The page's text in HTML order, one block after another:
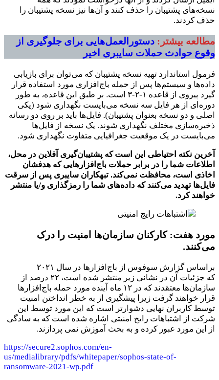
نسخه‌های پشتیبان را حذف کنند و آن‌ها نیز نسخه پشتیبان را
حذف کردند.
مطالعه بیشتر: دستورالعمل‌هایی برای جلوگیری از
وقوع حوادث حملات سایبری اخیر
فرمول استاندارد تهیه نسخه پشتیبان که می‌توان برای بازیابی
داده‌ها و سیستم‌ها پس از حمله باج‌افزاری مورد استفاده قرار
گیرد پیروی از قاعده ۱-۲-۳ است. بر طبق این قاعده، به طور
دوره‌ای از هر فایل سه نسخه می‌بایست نگهداری شود (یکی
اصلی و دو نسخه بعنوان پشتیبان). فایل‌ها باید بر روی دو رسانه
ذخیره‌سازی مختلف نگهداری شوند. یک نسخه از فایل‌ها
می‌‌بایست در یک موقعیت جغرافیایی متفاوت نگهداری شود.
آخرین نکته احتیاطی این است که پشتیبان‌گیری آفلاین در محل،
اطلاعات شما را در برابر حملات باج‌افزارهایی که هدفشان
اخاذی است، محافظت نمی‌کند. تبهکاران سایبری پس از سرقت
فایل‌ها تهدید می‌کنند که داده‌های شما را رمزگذاری و/یا منتشر
خواهند کرد.
مورد هفت:کارکنان سازمان‌ها امنیت را درک
می‌کنند.
براساس گزارش سوفوس از باج‌افزارها در سال ۲۰۲۱
که جزئیات آن در نشانی زیر منتشر شده‌ است، ۲۲ درصد از
سازمان‌ها معتقدند که در ۱۲ ماه آینده مورد حمله باج‌افزارها
قرار خواهند گرفت زیرا پیشگیری از به خطر انداختن امنیت
توسط کاربران نهایی دشوارتر است که این مورد توسط این
شرکت از اشتباهات رایج امنیتی اشاره شده است که به سادگی
از این مورد عبور کرده و به بحث آموزش نمی پردازند.
https://secure2.sophos.com/en-
us/medialibrary/pdfs/whitepaper/sophos-state-of-
ransomware-2021-wp.pdf